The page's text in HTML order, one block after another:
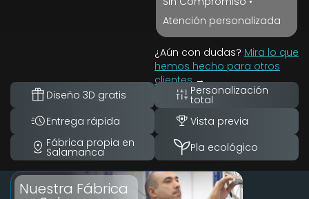
Atención personalizada
¿Aún con dudas? Mira lo que
hemos hecho para otros
clientes→
Diseño 3D gratis
Personalización
total
Entrega rápida
Vista previa
Fábrica propia en
Salamanca Pla ecológico
Nuestra Fábrica